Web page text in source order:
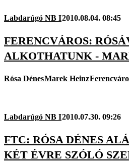
Labdarúgó NB I2010.08.04. 08:45
FERENCVÁROS:
ALKOTHATUNK -
Rósa DénesMarek Heinz
Labdarúgó NB I2010.07.30. 09:26
FTC: RÓSA DÉNES
KÉT ÉVRE SZÓLÓ